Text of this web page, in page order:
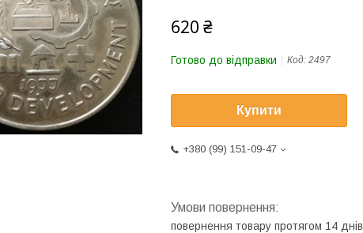
620 ₴
Готово до відправки Код: 2497
Купити
+380 (99) 151-09-47
повернення товару протягом 14 днів